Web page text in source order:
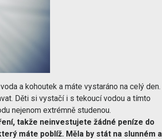
a kohoutek a máte vystaráno na celý den.
Děti si vystačí i s tekoucí vodou a tímto
nejenom extrémně studenou.
takže neinvestujete žádné peníze do
máte poblíž. Měla by stát na slunném a